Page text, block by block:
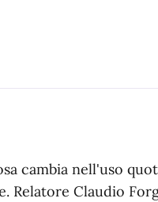
cambia nell'uso
Relatore Claudio